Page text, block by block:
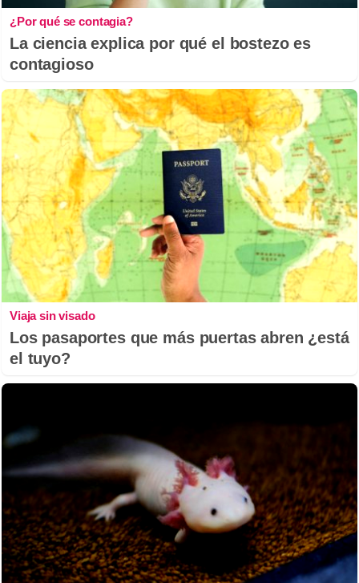
¿Por qué se contagia?
La ciencia explica por qué el bostezo es
contagioso
Viaja sin visado
Los pasaportes que más puertas abren ¿está
el tuyo?